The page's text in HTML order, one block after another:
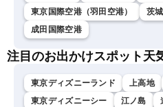
東京国際空港（羽田空港）
茨
成田国際空港
注目のお出かけスポット天
東京ディズニーランド 上高地
東京ディズニーシー
江ノ島